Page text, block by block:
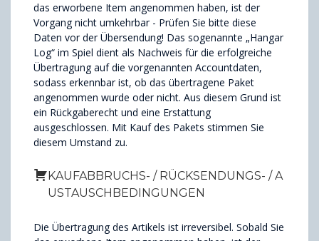
das erworbene Item angenommen haben, ist der
Vorgang nicht umkehrbar - Prüfen Sie bitte diese
Daten vor der Übersendung! Das sogenannte „Hangar
Log“ im Spiel dient als Nachweis für die erfolgreiche
Übertragung auf die vorgenannten Accountdaten,
sodass erkennbar ist, ob das übertragene Paket
angenommen wurde oder nicht. Aus diesem Grund ist
ein Rückgaberecht und eine Erstattung
ausgeschlossen. Mit Kauf des Pakets stimmen Sie
diesem Umstand zu.
KAUFABBRUCHS- / RÜCKSENDUNGS- / A
USTAUSCHBEDINGUNGEN
Die Übertragung des Artikels ist irreversibel. Sobald Sie